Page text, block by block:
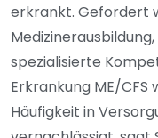
erkrankt. Gefordert
spezialisierte
Erkrankung ME/
Häufigkeit in